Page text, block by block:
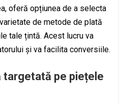
oferă opțiunea de a selecta
de metode de plată
tale țintă. Acest lucru va
și va facilita conversiile.
pe piețele